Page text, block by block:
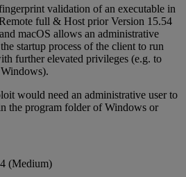
validation of an executable in
full & Host prior Version 15.54
macOS allows an administrative
startup process of the client to run
further elevated privileges (e.g. to
would need an administrative user to
the program folder of Windows or
(Medium)